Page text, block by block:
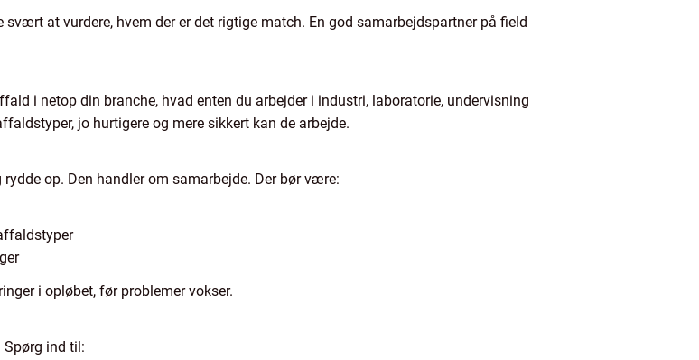
at vurdere, hvem der er det rigtige match. En god samarbejdspartner på field
i netop din branche, hvad enten du arbejder i industri, laboratorie, undervisning
jo hurtigere og mere sikkert kan de arbejde.
op. Den handler om samarbejde. Der bør være:
i opløbet, før problemer vokser.
Spørg ind til: